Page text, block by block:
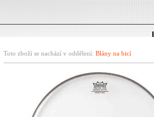
Toto zboží se nachází v oddělení: Blány na bicí